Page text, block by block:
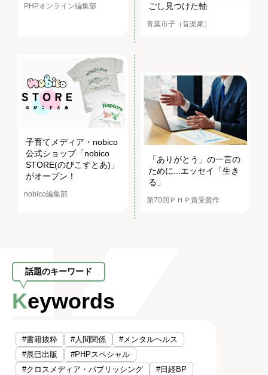
PHPオンライン編集部
ごし見つけた軸
青葉市子（音楽家）
子育てメディア・nobico
公式ショップ「nobico
STORE(のびこすとあ)」
がオープン！
nobico編集部
「ありがとう」の一言の
ために...エッセイ「生き
る」
第70回ＰＨＰ賞受賞作
話題のキーワード
Keywords
#書籍抜粋 #人間関係
#メンタルヘルス
#辰巳出版
#PHPスペシャル
#クロスメディア・パブリッシング
#日経BP